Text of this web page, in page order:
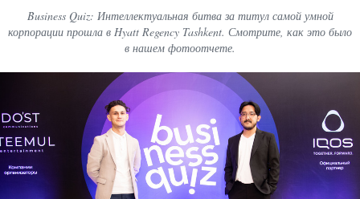
Business Quiz: Интеллектуальная битва за титул самой умной
корпорации прошла в Hyatt Regency Tashkent. Смотрите, как это было
в нашем фотоотчете.